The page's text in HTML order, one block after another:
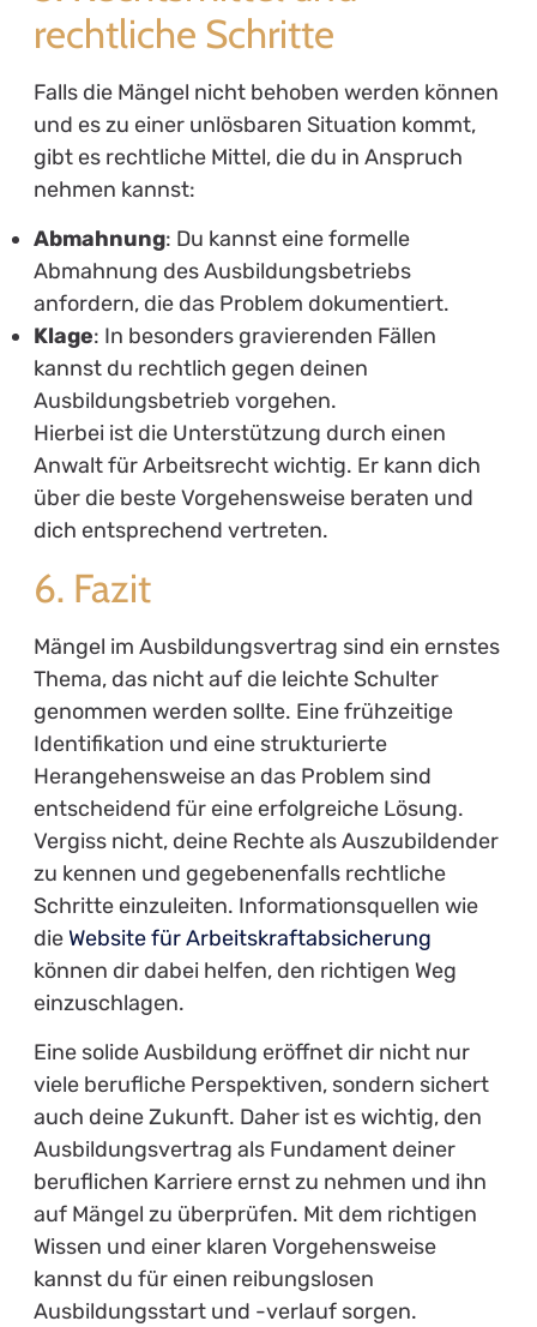
rechtliche Schritte
Falls die Mängel nicht behoben werden können
und es zu einer unlösbaren Situation kommt,
gibt es rechtliche Mittel, die du in Anspruch
nehmen kannst:
Abmahnung: Du kannst eine formelle
Abmahnung des Ausbildungsbetriebs
anfordern, die das Problem dokumentiert.
Klage: In besonders gravierenden Fällen
kannst du rechtlich gegen deinen
Ausbildungsbetrieb vorgehen.
Hierbei ist die Unterstützung durch einen
Anwalt für Arbeitsrecht wichtig. Er kann dich
über die beste Vorgehensweise beraten und
dich entsprechend vertreten.
6. Fazit
Mängel im Ausbildungsvertrag sind ein ernstes
Thema, das nicht auf die leichte Schulter
genommen werden sollte. Eine frühzeitige
Identifikation und eine strukturierte
Herangehensweise an das Problem sind
entscheidend für eine erfolgreiche Lösung.
Vergiss nicht, deine Rechte als Auszubildender
zu kennen und gegebenenfalls rechtliche
Schritte einzuleiten. Informationsquellen wie
die Website für Arbeitskraftabsicherung
können dir dabei helfen, den richtigen Weg
einzuschlagen.
Eine solide Ausbildung eröffnet dir nicht nur
viele berufliche Perspektiven, sondern sichert
auch deine Zukunft. Daher ist es wichtig, den
Ausbildungsvertrag als Fundament deiner
beruflichen Karriere ernst zu nehmen und ihn
auf Mängel zu überprüfen. Mit dem richtigen
Wissen und einer klaren Vorgehensweise
kannst du für einen reibungslosen
Ausbildungsstart und -verlauf sorgen.